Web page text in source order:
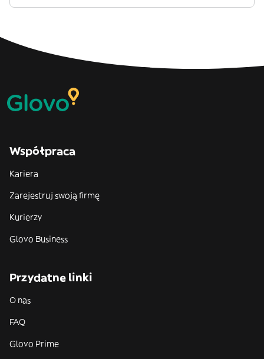
Współpraca
Kariera
Zarejestruj swoją firmę
Kurierzy
Glovo Business
Przydatne linki
O nas
FAQ
Glovo Prime